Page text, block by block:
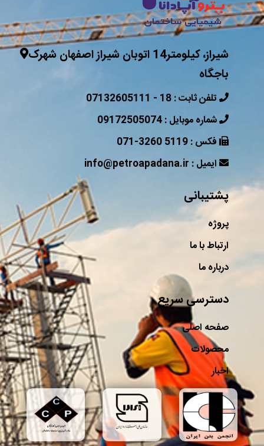
شیراز، کیلومتر14 اتوبان شیراز اصفهان شهرک
باجگاه
پشتیبانی
پروژه
ارتباط با ما
درباره ما
دسترسی سریع
صفحه اصلی
محصولات
اخبار